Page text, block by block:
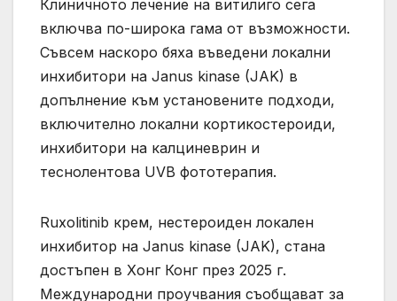
Клиничното лечение на витилиго сега
включва по-широка гама от възможности.
Съвсем наскоро бяха въведени локални
инхибитори на Janus kinase (JAK) в
допълнение към установените подходи,
включително локални кортикостероиди,
инхибитори на калциневрин и
теснолентова UVB фототерапия.
Ruxolitinib крем, нестероиден локален
инхибитор на Janus kinase (JAK), стана
достъпен в Хонг Конг през 2025 г.
Международни проучвания съобщават за